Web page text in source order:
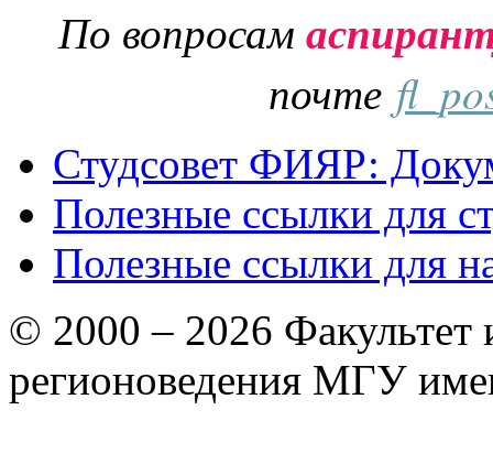
По вопросам
почте
Студсовет ФИЯР:
Полезные ссылки для
Полезные ссылки для
© 2000 – 2026 Факультет
регионоведения МГУ